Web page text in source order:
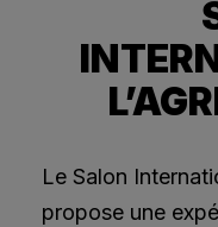
Le Salon
propose une